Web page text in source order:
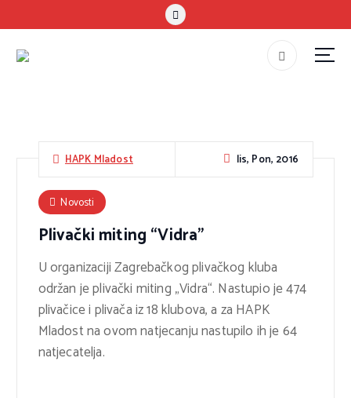
k
HAPK Mladost lis, Pon, 2016
Novosti
Plivački miting “Vidra”
U organizaciji Zagrebačkog plivačkog kluba
održan je plivački miting „Vidra“. Nastupio je 474
plivačice i plivača iz 18 klubova, a za HAPK
Mladost na ovom natjecanju nastupilo ih je 64
natjecatelja.